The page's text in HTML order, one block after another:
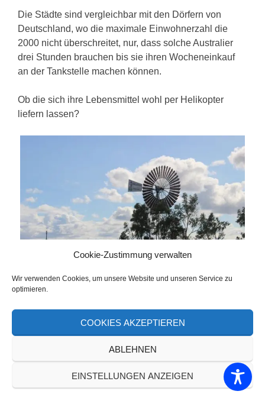
Cookie-Zustimmung verwalten
Wir verwenden Cookies, um unsere Website und unseren Service zu
optimieren.
COOKIES AKZEPTIEREN
ABLEHNEN
EINSTELLUNGEN ANZEIGEN
Die Städte sind vergleichbar mit den Dörfern von
Deutschland, wo die maximale Einwohnerzahl die
2000 nicht überschreitet, nur, dass solche Australier
drei Stunden brauchen bis sie ihren Wocheneinkauf
an der Tankstelle machen können.
Ob die sich ihre Lebensmittel wohl per Helikopter
liefern lassen?
MURMELN DES TEUFELS!
Auf dem Weg nach Alice Springs kamen wir auch an
den Devil’s Marbles (Karlu Karlu) vorbei. Dies ist eine
heilige Stätte der Aborigines, die über tausend
Granitfelsen umfasst.